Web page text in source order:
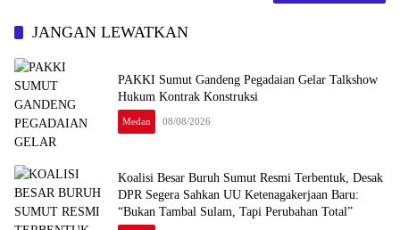
JANGAN LEWATKAN
PAKKI Sumut Gandeng Pegadaian Gelar Talkshow
Hukum Kontrak Konstruksi
Medan 08/08/2026
Koalisi Besar Buruh Sumut Resmi Terbentuk, Desak
DPR Segera Sahkan UU Ketenagakerjaan Baru:
“Bukan Tambal Sulam, Tapi Perubahan Total”